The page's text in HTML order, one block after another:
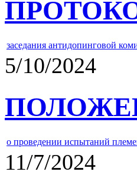
заседания антидопинговой
5/10/2024
о проведении испытаний
11/7/2024